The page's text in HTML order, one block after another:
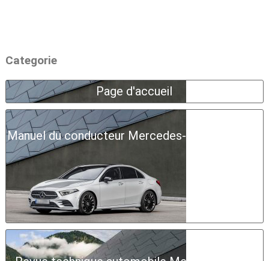
Categorie
Page d'accueil
Manuel du conducteur Mercedes-Benz Classe A